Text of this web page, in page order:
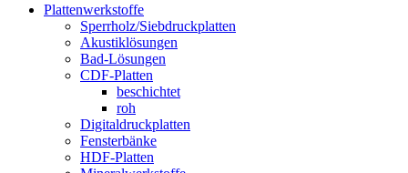
Plattenwerkstoffe
Sperrholz/Siebdruckplatten
Akustiklösungen
Bad-Lösungen
CDF-Platten
beschichtet
roh
Digitaldruckplatten
Fensterbänke
HDF-Platten